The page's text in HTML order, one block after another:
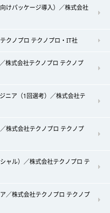
けパッケージ導入）／株式会社
クノプロ テクノプロ・IT社
株式会社テクノプロ テクノプ
ニア（1回選考）／株式会社テ
株式会社テクノプロ テクノプ
ャル）／株式会社テクノプロ テ
／株式会社テクノプロ テクノプ